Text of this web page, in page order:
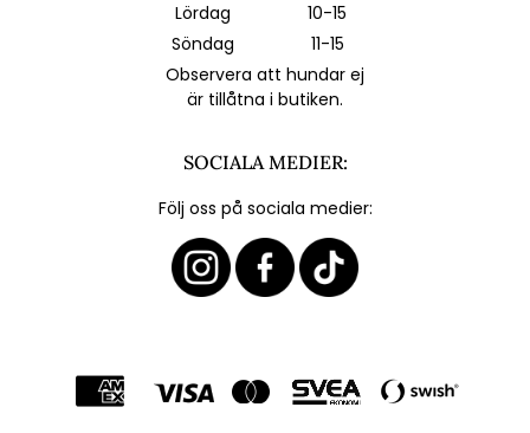
Lördag
10-15
Söndag
11-15
Observera att hundar ej
är tillåtna i butiken.
SOCIALA MEDIER:
Följ oss på sociala medier: